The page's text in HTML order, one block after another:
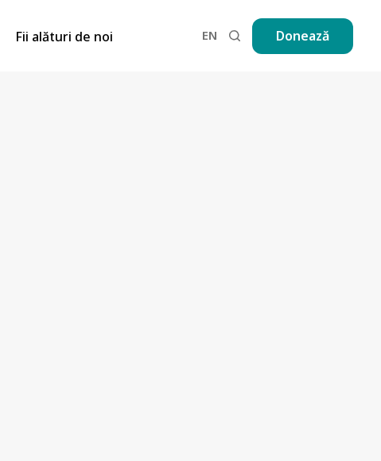
Fii alături de noi EN Donează